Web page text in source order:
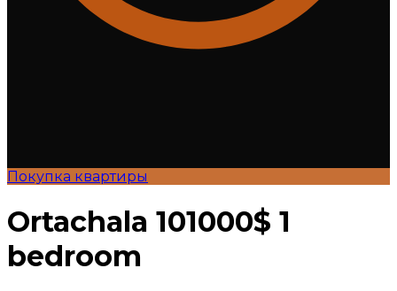
Покупка квартиры
Ortachala 101000$ 1
bedroom